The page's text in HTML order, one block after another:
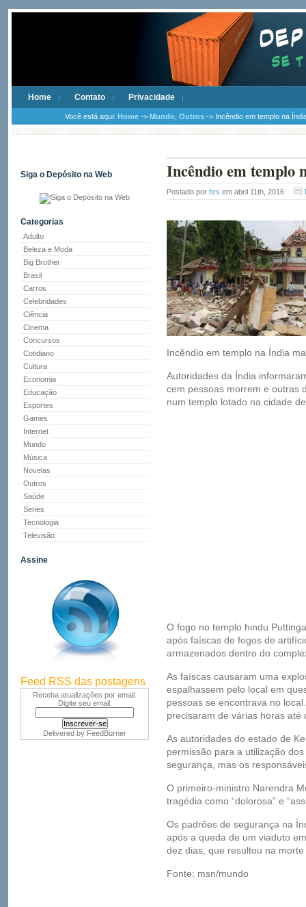
Home Contato Privacidade
Você está aqui: Home -> Mundo Outros -> Incêndio em templo na
Siga o Depósito na Web
Categorias
Adulto
Beleza e Moda
Big Brother
Brasil
Carros
Celebridades
Ciência
Cinema
Concursos
Cotidiano
Cultura
Economia
Educação
Esportes
Games
Internet
Mundo
Música
Novelas
Outros
Saúde
Series
Tecnologia
Televisão
Assine
Feed RSS das postagens
Receba atualizações por email.
Digite seu email:
Delivered by FeedBurner
Incêndio em templo
Postado por hrs em abril 11th, 2016
Incêndio em templo na Índia
Autoridades da Índia
cem pessoas morrem e outras
num templo lotado na cidade
O fogo no templo hindu
após faíscas de fogos de
armazenados dentro do
As faíscas causaram uma
espalhassem pelo local em
pessoas se encontrava no
precisaram de várias horas
As autoridades do estado de
permissão para a utilização
segurança, mas os
O primeiro-ministro Narendra
tragédia como “dolorosa” e
Os padrões de segurança na
após a queda de um viaduto
dez dias, que resultou na
Fonte: msn/mundo